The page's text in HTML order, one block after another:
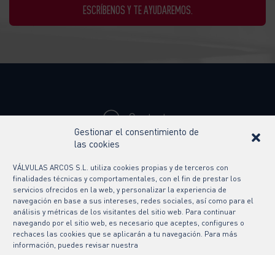
Gestionar el consentimiento de
las cookies
VÁLVULAS ARCOS S.L. utiliza cookies propias y de terceros con
finalidades técnicas y comportamentales, con el fin de prestar los
servicios ofrecidos en la web, y personalizar la experiencia de
navegación en base a sus intereses, redes sociales, así como para el
análisis y métricas de los visitantes del sitio web. Para continuar
navegando por el sitio web, es necesario que aceptes, configures o
rechaces las cookies que se aplicarán a tu navegación. Para más
información, puedes revisar nuestra
ESCRÍBENOS Y TE AYUDAREMOS.
Contacto
Síguenos en